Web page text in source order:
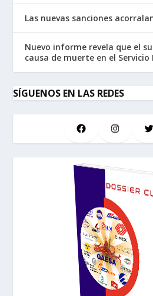
Las nuevas sanciones
Nuevo informe revela que el
causa de muerte en el
SÍGUENOS EN LAS REDES